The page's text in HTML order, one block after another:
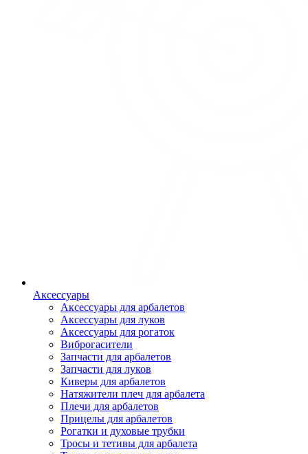
Аксессуары
Аксессуары для арбалетов
Аксессуары для луков
Аксессуары для рогаток
Виброгасители
Запчасти для арбалетов
Запчасти для луков
Киверы для арбалетов
Натяжители плеч для арбалета
Плечи для арбалетов
Прицелы для арбалетов
Рогатки и духовые трубки
Тросы и тетивы для арбалета